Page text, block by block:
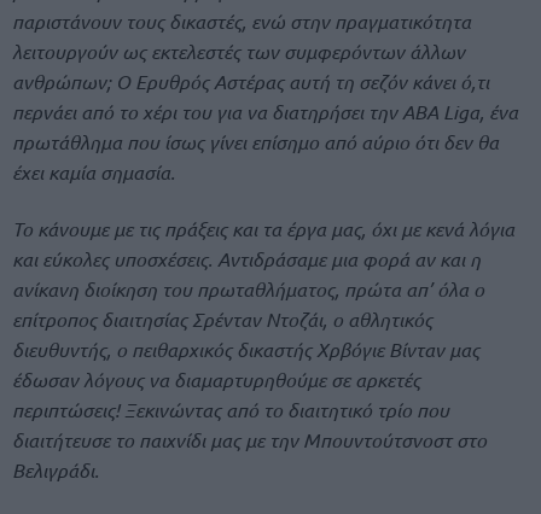
παριστάνουν τους δικαστές, ενώ στην πραγματικότητα
λειτουργούν ως εκτελεστές των συμφερόντων άλλων
ανθρώπων; Ο Ερυθρός Αστέρας αυτή τη σεζόν κάνει ό,τι
περνάει από το χέρι του για να διατηρήσει την ABA Liga, ένα
πρωτάθλημα που ίσως γίνει επίσημο από αύριο ότι δεν θα
έχει καμία σημασία.
Το κάνουμε με τις πράξεις και τα έργα μας, όχι με κενά λόγια
και εύκολες υποσχέσεις. Aντιδράσαμε μια φορά αν και η
ανίκανη διοίκηση του πρωταθλήματος, πρώτα απ’ όλα ο
επίτροπος διαιτησίας Σρένταν Ντοζάι, ο αθλητικός
διευθυντής, ο πειθαρχικός δικαστής Χρβόγιε Βίνταν μας
έδωσαν λόγους να διαμαρτυρηθούμε σε αρκετές
περιπτώσεις! Ξεκινώντας από το διαιτητικό τρίο που
διαιτήτευσε το παιχνίδι μας με την Μπουντούτσνοστ στο
Βελιγράδι.